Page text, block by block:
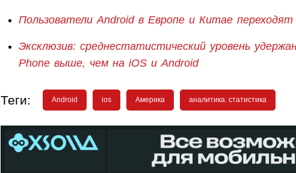
Пользователи Android в Европе и Китае
Эксклюзив: среднестатистический уровень
Phone выше, чем на iOS и Android
Теги: Android ios Америка аналитика. статистика